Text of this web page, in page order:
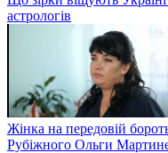
астрологів
Жінка на передовій
Рубіжного Ольги